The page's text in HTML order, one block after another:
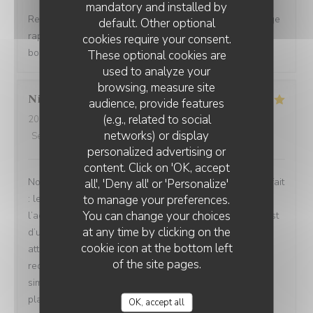
mandatory and installed by
default. Other optional
cookies require your consent.
These optional cookies are
used to analyze your
browsing, measure site
audience, provide features
(e.g., related to social
networks) or display
personalized advertising or
content. Click on 'OK, accept
all', 'Deny all' or 'Personalize'
to manage your preferences.
You can change your choices
at any time by clicking on the
cookie icon at the bottom left
of the site pages.
OK, accept all
Restaurant tendance Accueil chaleureux Prise en charge
rapide Bon rapport qualité/prix Assiettes copieuses et
bons produits
Nicolas
2026-08-04
- 13:30 - Guests 4
Service
Ambiance:5/5 Food : 5/5 Value
Nous avons passé un excellent moment ! Tout était parfait
: les repas étaient délicieux, le service irréprochable, et
l’accueil d’une chaleur exceptionnelle. Toute l’équipe est
d’une grande gentillesse, avec de nombreuses petites
attentions qui font vraiment la différence. Nous
recommandons cet établissement à 100 % ! C’est tout
simplement topissime. Nous reviendrons avec grand
plaisir !